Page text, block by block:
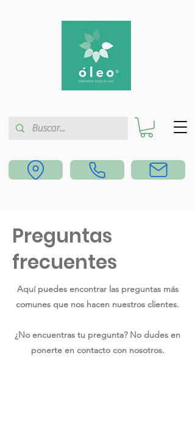
Preguntas
frecuentes
Aquí puedes encontrar las preguntas más
comunes que nos hacen nuestros clientes.
¿No encuentras tu pregunta? No dudes en
ponerte en contacto con nosotros.